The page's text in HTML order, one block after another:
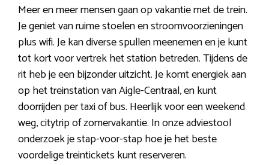
Meer en meer mensen gaan op vakantie met de trein.
Je geniet van ruime stoelen en stroomvoorzieningen
plus wifi. Je kan diverse spullen meenemen en je kunt
tot kort voor vertrek het station betreden. Tijdens de
rit heb je een bijzonder uitzicht. Je komt energiek aan
op het treinstation van Aigle-Centraal, en kunt
doorrijden per taxi of bus. Heerlijk voor een weekend
weg, citytrip of zomervakantie. In onze adviestool
onderzoek je stap-voor-stap hoe je het beste
voordelige treintickets kunt reserveren.